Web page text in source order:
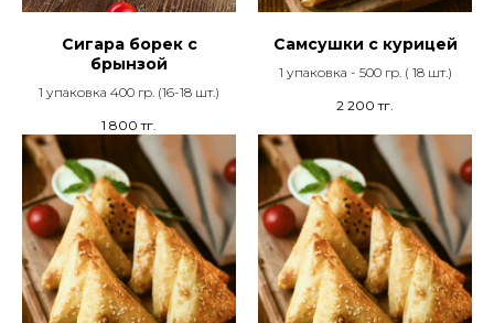
Сигара борек с
брынзой
1 упаковка 400 гр. (16-18 шт.)
1 800 тг.
Самсушки с курицей
1 упаковка - 500 гр. ( 18 шт.)
2 200 тг.